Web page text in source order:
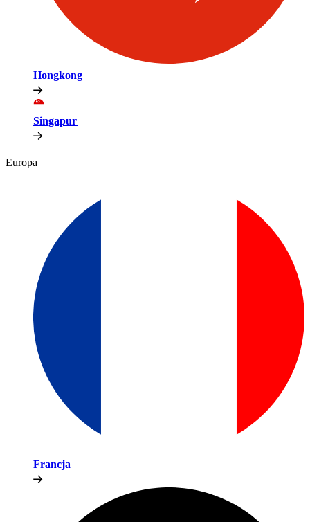
Hongkong​​
Singapur​​
Europa​​
Francja​​